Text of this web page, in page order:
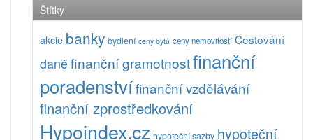
Štítky
akcie banky bydlení ceny bytů ceny nemovitostí Cestování
daněfinanční gramotnostfinanční
poradenstvífinanční vzdělávání
finanční zprostředkování
Hypoindex.cz hypoteční sazby hypoteční